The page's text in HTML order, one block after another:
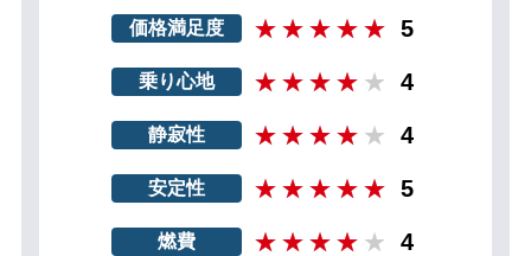
価格満足度 5
乗り心地 4
静寂性 4
安定性 5
燃費 4